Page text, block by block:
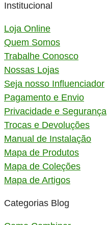
Institucional
Loja Online
Quem Somos
Trabalhe Conosco
Nossas Lojas
Seja nosso Influenciador
Pagamento e Envio
Privacidade e Segurança
Trocas e Devoluções
Manual de Instalação
Mapa de Produtos
Mapa de Coleções
Mapa de Artigos
Categorias Blog